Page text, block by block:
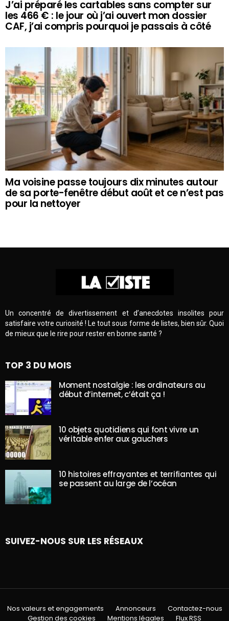
J’ai préparé les cartables sans compter sur
les 466 € : le jour où j’ai ouvert mon dossier
CAF, j’ai compris pourquoi je passais à côté
Ma voisine passe toujours dix minutes autour
de sa porte-fenêtre début août et ce n’est pas
pour la nettoyer
Un concentré de divertissement et d’anecdotes insolites pour
satisfaire votre curiosité ! Le tout sous forme de listes, bien sûr. Quoi
de mieux que le rire pour rester en bonne santé ?
TOP 3 DU MOIS
Moment nostalgie : les ordinateurs au
début d’internet, c’était ça !
10 objets quotidiens qui font vivre un
véritable enfer aux gauchers
10 histoires effrayantes et terrifiantes qui
se passent au large de l’océan
SUIVEZ-NOUS SUR LES RÉSEAUX
Nos valeurs et engagements Annonceurs
Contactez-nous
Gestion des cookies
Mentions légales Flux RSS